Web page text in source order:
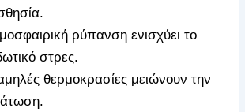
ρύπανση ενισχύει το
στρες.
θερμοκρασίες μειώνουν την